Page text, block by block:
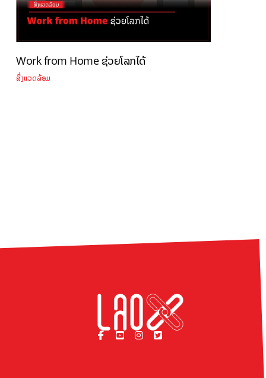
Work from Home ຊ່ວຍໂລກໄດ້
ສິ່ງແວດລ້ອມ